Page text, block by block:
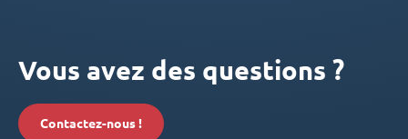
Vous avez des questions ?
Contactez-nous !